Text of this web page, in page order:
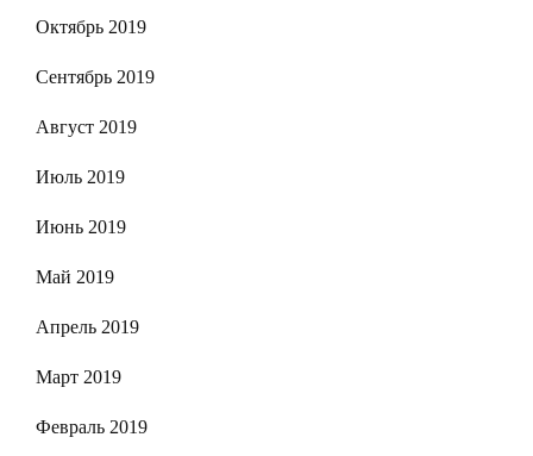
Октябрь 2019
Сентябрь 2019
Август 2019
Июль 2019
Июнь 2019
Май 2019
Апрель 2019
Март 2019
Февраль 2019